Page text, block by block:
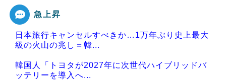
急上昇
日本旅行キャンセルすべきか…1万年ぶり史上最大
級の火山の兆し＝韓...
韓国人「トヨタが2027年に次世代ハイブリッドバ
ッテリーを導入へ...